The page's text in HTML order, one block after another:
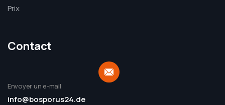
Prix
Contact
Envoyer un e-mail
info@bosporus24.de